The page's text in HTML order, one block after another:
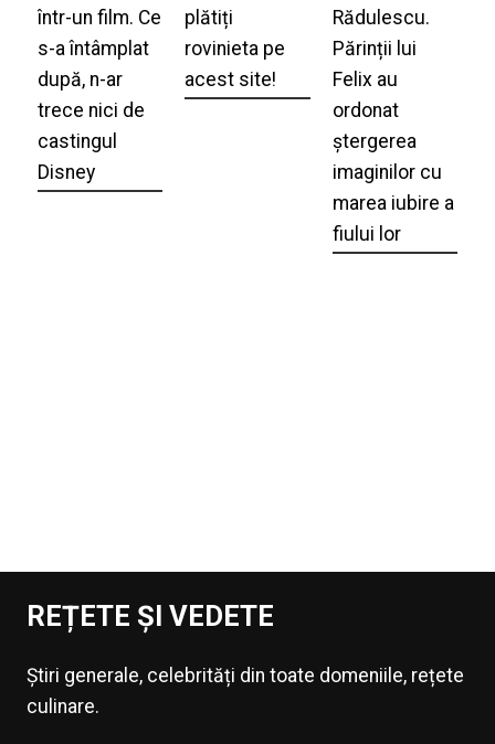
într-un film. Ce
s-a întâmplat
după, n-ar
trece nici de
castingul
Disney
plătiți
rovinieta pe
acest site!
Rădulescu.
Părinții lui
Felix au
ordonat
ștergerea
imaginilor cu
marea iubire a
fiului lor
REȚETE ȘI VEDETE
Știri generale, celebrități din toate domeniile, rețete
culinare.